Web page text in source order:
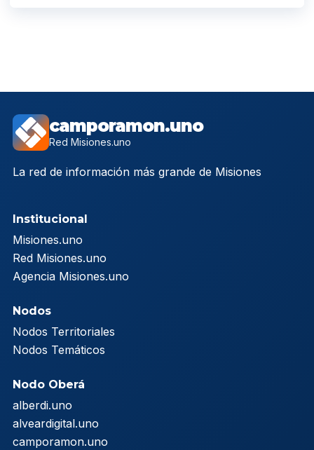
camporamon.uno
Red Misiones.uno
La red de información más grande de Misiones
Institucional
Misiones.uno
Red Misiones.uno
Agencia Misiones.uno
Nodos
Nodos Territoriales
Nodos Temáticos
Nodo Oberá
alberdi.uno
alveardigital.uno
camporamon.uno